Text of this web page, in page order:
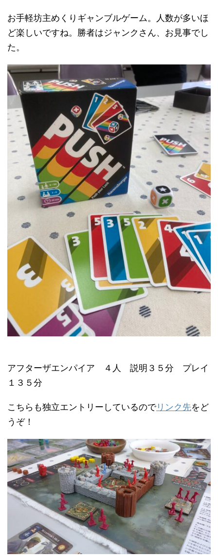
お手軽坊主めくりギャンブルゲーム。人数が多いほ
ど楽しいですね。勝者はジャンクさん、お見事でし
た。
アフターザエンパイア ４人 説明３５分 プレイ
１３５分
こちらも独立エントリーしているのでリンク先をど
うぞ！